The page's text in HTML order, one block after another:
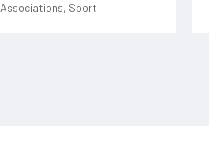
Associations, Sport